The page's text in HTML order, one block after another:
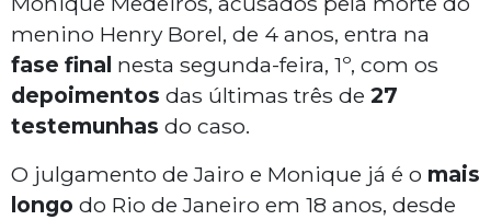
menino Henry Borel, de 4 anos, entra na
fase final nesta segunda-feira, 1º, com os
depoimentos das últimas três de 27
testemunhas do caso.
O julgamento de Jairo e Monique já é o mais
longo do Rio de Janeiro em 18 anos, desde